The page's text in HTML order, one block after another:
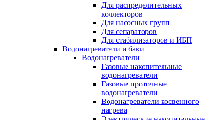
Для распределительных
коллекторов
Для насосных групп
Для сепараторов
Для стабилизаторов и ИБП
Водонагреватели и баки
Водонагреватели
Газовые накопительные
водонагреватели
Газовые проточные
водонагреватели
Водонагреватели косвенного
нагрева